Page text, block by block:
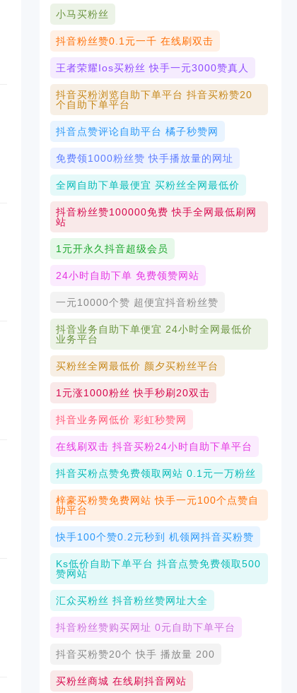
小马买粉丝
抖音粉丝赞0.1元一千 在线刷双击
王者荣耀ios买粉丝 快手一元3000赞真人
抖音买粉浏览自助下单平台 抖音买粉赞20
个自助下单平台
抖音点赞评论自助平台 橘子秒赞网
免费领1000粉丝赞 快手播放量的网址
全网自助下单最便宜 买粉丝全网最低价
抖音粉丝赞100000免费 快手全网最低刷网
站
1元开永久抖音超级会员
24小时自助下单 免费领赞网站
一元10000个赞 超便宜抖音粉丝赞
抖音业务自助下单便宜 24小时全网最低价
业务平台
买粉丝全网最低价 颜夕买粉丝平台
1元涨1000粉丝 快手秒刷20双击
抖音业务网低价 彩虹秒赞网
在线刷双击 抖音买粉24小时自助下单平台
抖音买粉点赞免费领取网站 0.1元一万粉丝
梓豪买粉赞免费网站 快手一元100个点赞自
助平台
快手100个赞0.2元秒到 机领网抖音买粉赞
Ks低价自助下单平台 抖音点赞免费领取500
赞网站
汇众买粉丝 抖音粉丝赞网址大全
抖音粉丝赞购买网址 0元自助下单平台
抖音买粉赞20个 快手 播放量 200
买粉丝商城 在线刷抖音网站